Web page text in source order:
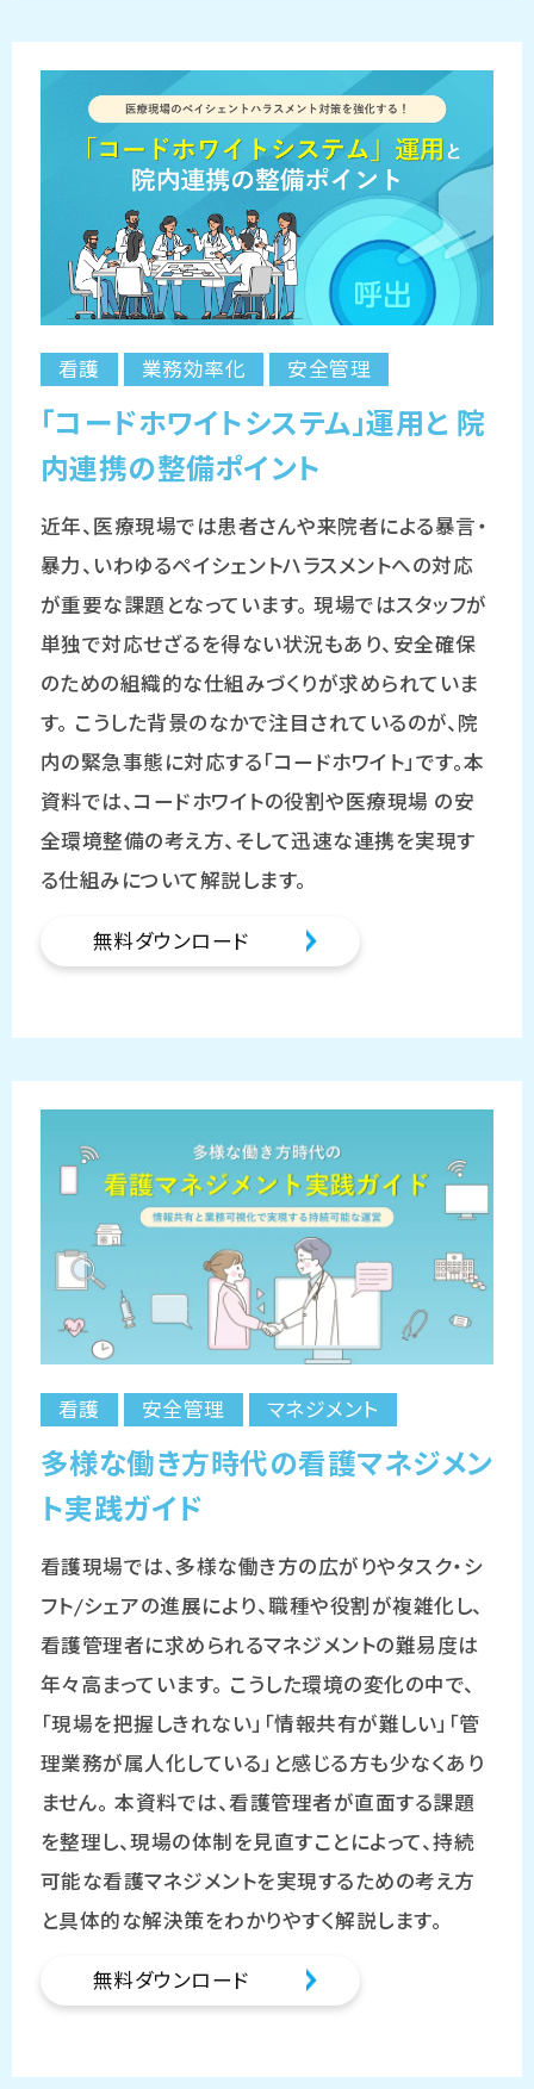
看護 業務効率化 安全管理
「コードホワイトシステム」運用と 院
内連携の整備ポイント
近年、医療現場では患者さんや来院者による暴言・
暴力、いわゆるペイシェントハラスメントへの対応
が重要な課題となっています。 現場ではスタッフが
単独で対応せざるを得ない状況もあり、安全確保
のための組織的な仕組みづくりが求められていま
す。 こうした背景のなかで注目されているのが、院
内の緊急事態に対応する「コードホワイト」です。本
資料では、コードホワイトの役割や医療現場 の安
全環境整備の考え方、そして迅速な連携を実現す
る仕組みについて解説します。
無料ダウンロード
看護 安全管理 マネジメント
多様な働き方時代の看護マネジメン
ト実践ガイド
看護現場では、多様な働き方の広がりやタスク・シ
フト/シェアの進展により、職種や役割が複雑化し、
看護管理者に求められるマネジメントの難易度は
年々高まっています。 こうした環境の変化の中で、
「現場を把握しきれない」「情報共有が難しい」「管
理業務が属人化している」と感じる方も少なくあり
ません。 本資料では、看護管理者が直面する課題
を整理し、現場の体制を見直すことによって、持続
可能な看護マネジメントを実現するための考え方
と具体的な解決策をわかりやすく解説します。
無料ダウンロード